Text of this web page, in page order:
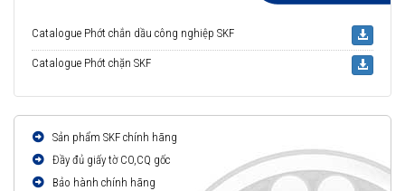
Catalogue Phớt chắn dầu công nghiệp SKF
Catalogue Phớt chặn SKF
Sản phẩm SKF chính hãng
Đầy đủ giấy tờ CO,CQ gốc
Bảo hành chính hãng